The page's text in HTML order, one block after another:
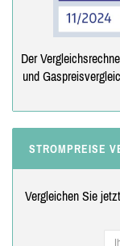
Der
und
STROMPREISE
Vergleichen Sie